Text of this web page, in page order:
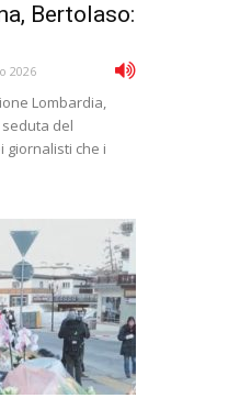
Bertolaso:
2026
Lombardia,
del
giornalisti che i